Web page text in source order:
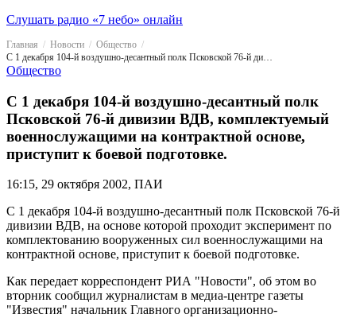
Слушать радио «7 небо» онлайн
Главная Новости
Общество
С 1 декабря 104-й воздушно-десантный полк Псковской 76-й дивизии ВДВ, комплектуемый военнослужащими на контрактной основе, приступит к боевой подготовке.
Общество
С 1 декабря 104-й воздушно-десантный полк
Псковской 76-й дивизии ВДВ, комплектуемый
военнослужащими на контрактной основе,
приступит к боевой подготовке.
16:15, 29 октября 2002, ПАИ
С 1 декабря 104-й воздушно-десантный полк Псковской 76-й
дивизии ВДВ, на основе которой проходит эксперимент по
комплектованию вооруженных сил военнослужащими на
контрактной основе, приступит к боевой подготовке.
Как передает корреспондент РИА "Новости", об этом во
вторник сообщил журналистам в медиа-центре газеты
"Известия" начальник Главного организационно-